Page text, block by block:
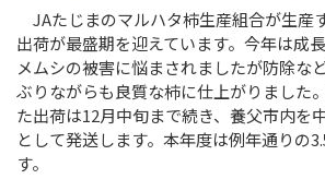
JAたじまのマルハタ柿生産組合が生産
出荷が最盛期を迎えています。今年は成
メムシの被害に悩まされましたが防除な
ぶりながらも良質な柿に仕上がりました。
た出荷は12月中旬まで続き、養父市内を
として発送します。本年度は例年通りの
す。